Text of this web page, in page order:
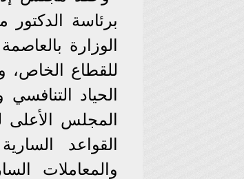
برئاسة الدكتور
الوزارة
للقطاع الخاص،
الحياد
المجلس الأعلى
القواعد
والمعاملات